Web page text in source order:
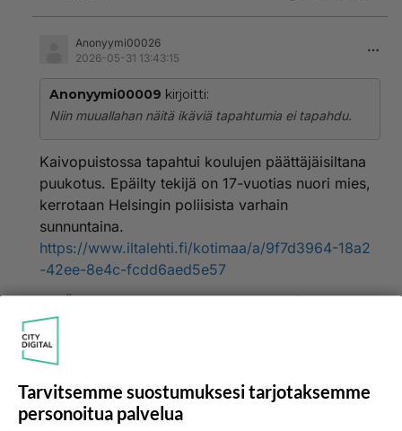
Anonyymi00026
2026-05-31 13:43:15
Anonyymi00009 kirjoitti:
Niin muuallahan näitä ikäviä tapahtumia ei tapahdu.
Kaivopuistossa tapahtui koulujen päättäjäisiltana
puukotus. Epäilty tekijä on 17-vuotias nuori mies,
kerrotaan Helsingin poliisista varhain
sunnuntaina.
https://www.iltalehti.fi/kotimaa/a/9f7d3964-18a2
-42ee-8e4c-fcdd6aed5e57
Äänestä Kommentoi
Anonyymi00026kirjoitti:
Kaivopuistossa tapahtui koulujen päättäjäisiltana
Tarvitsemme suostumuksesi tarjotaksemme
personoitua palvelua